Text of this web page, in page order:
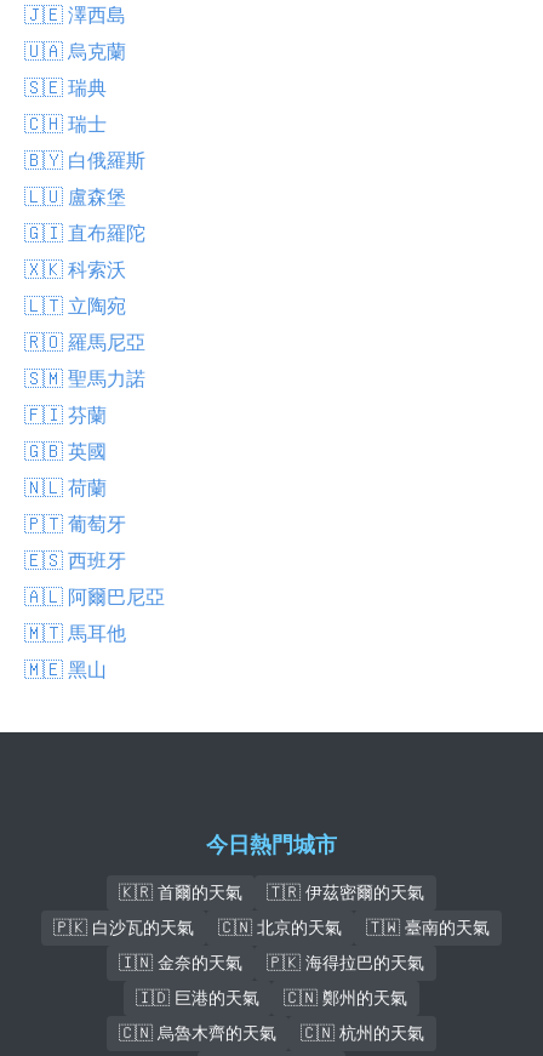
🇯🇪 澤西島
🇺🇦 烏克蘭
🇸🇪 瑞典
🇨🇭 瑞士
🇧🇾 白俄羅斯
🇱🇺 盧森堡
🇬🇮 直布羅陀
🇽🇰 科索沃
🇱🇹 立陶宛
🇷🇴 羅馬尼亞
🇸🇲 聖馬力諾
🇫🇮 芬蘭
🇬🇧 英國
🇳🇱 荷蘭
🇵🇹 葡萄牙
🇪🇸 西班牙
🇦🇱 阿爾巴尼亞
🇲🇹 馬耳他
🇲🇪 黑山
今日熱門城市
🇰🇷 首爾的天氣
🇹🇷 伊茲密爾的天氣
🇵🇰 白沙瓦的天氣
🇨🇳 北京的天氣
🇹🇼 臺南的天氣
🇮🇳 金奈的天氣
🇵🇰 海得拉巴的天氣
🇮🇩 巨港的天氣
🇨🇳 鄭州的天氣
🇨🇳 烏魯木齊的天氣
🇨🇳 杭州的天氣